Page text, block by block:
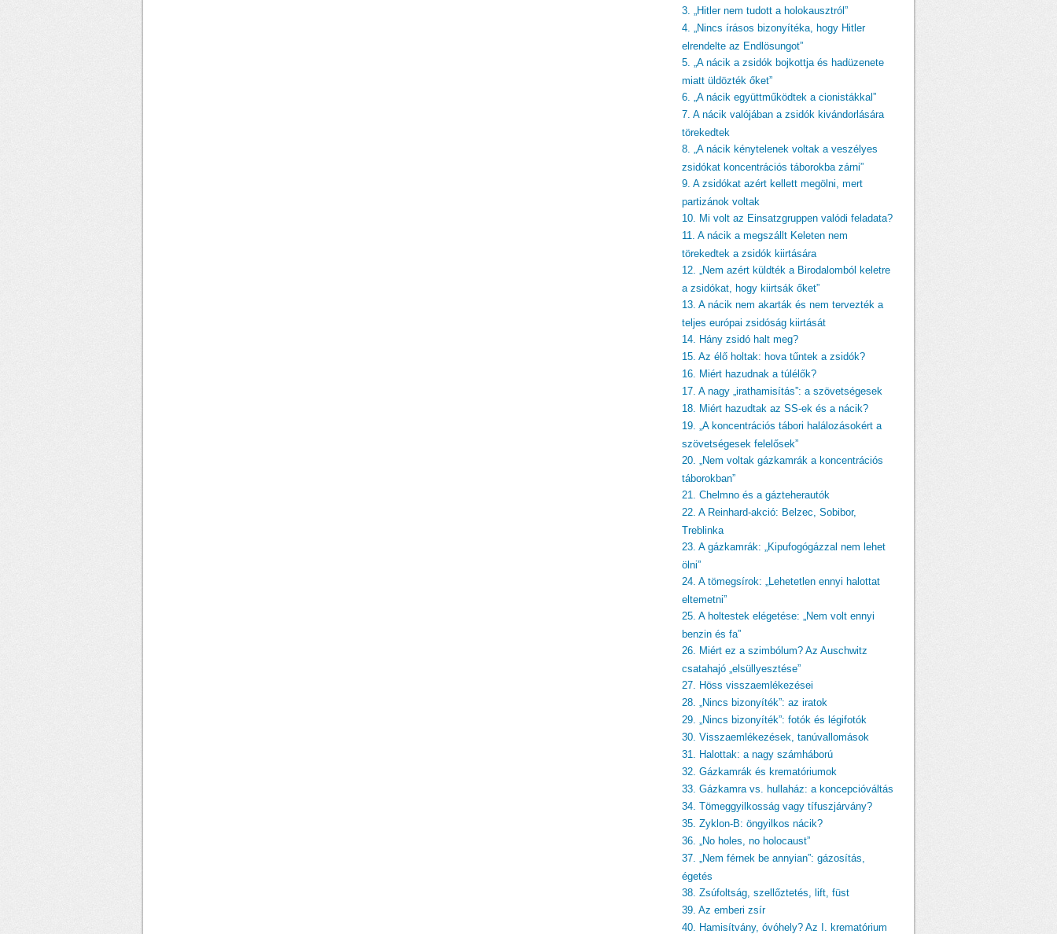
3. „Hitler nem tudott a holokausztról”
4. „Nincs írásos bizonyítéka, hogy Hitler
elrendelte az Endlösungot”
5. „A nácik a zsidók bojkottja és hadüzenete
miatt üldözték őket”
6. „A nácik együttműködtek a cionistákkal”
7. A nácik valójában a zsidók kivándorlására
törekedtek
8. „A nácik kénytelenek voltak a veszélyes
zsidókat koncentrációs táborokba zárni”
9. A zsidókat azért kellett megölni, mert
partizánok voltak
10. Mi volt az Einsatzgruppen valódi feladata?
11. A nácik a megszállt Keleten nem
törekedtek a zsidók kiirtására
12. „Nem azért küldték a Birodalomból keletre
a zsidókat, hogy kiirtsák őket”
13. A nácik nem akarták és nem tervezték a
teljes európai zsidóság kiirtását
14. Hány zsidó halt meg?
15. Az élő holtak: hova tűntek a zsidók?
16. Miért hazudnak a túlélők?
17. A nagy „irathamisítás”: a szövetségesek
18. Miért hazudtak az SS-ek és a nácik?
19. „A koncentrációs tábori halálozásokért a
szövetségesek felelősek”
20. „Nem voltak gázkamrák a koncentrációs
táborokban”
21. Chelmno és a gázteherautók
22. A Reinhard-akció: Belzec, Sobibor,
Treblinka
23. A gázkamrák: „Kipufogógázzal nem lehet
ölni”
24. A tömegsírok: „Lehetetlen ennyi halottat
eltemetni”
25. A holtestek elégetése: „Nem volt ennyi
benzin és fa”
26. Miért ez a szimbólum? Az Auschwitz
csatahajó „elsüllyesztése”
27. Höss visszaemlékezései
28. „Nincs bizonyíték”: az iratok
29. „Nincs bizonyíték”: fotók és légifotók
30. Visszaemlékezések, tanúvallomások
31. Halottak: a nagy számháború
32. Gázkamrák és krematóriumok
33. Gázkamra vs. hullaház: a koncepcióváltás
34. Tömeggyilkosság vagy tífuszjárvány?
35. Zyklon-B: öngyilkos nácik?
36. „No holes, no holocaust”
37. „Nem férnek be annyian”: gázosítás,
égetés
38. Zsúfoltság, szellőztetés, lift, füst
39. Az emberi zsír
40. Hamisítvány, óvóhely? Az I. krematórium